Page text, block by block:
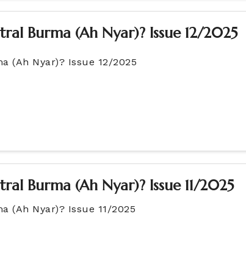
Burma (Ah Nyar)? Issue 12/2025
(Ah Nyar)? Issue 12/2025
Burma (Ah Nyar)? Issue 11/2025
(Ah Nyar)? Issue 11/2025